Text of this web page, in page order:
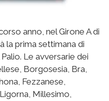
anno, nel Girone A di
la prima settimana di
Le avversarie dei
Borgosesia, Bra,
Fezzanese,
Millesimo,